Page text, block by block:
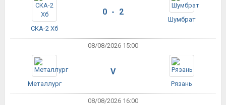
СКА-2 Хб
0 - 2
Шумбрат
08/08/2026 15:00
Металлург
V
Рязань
08/08/2026 16:00